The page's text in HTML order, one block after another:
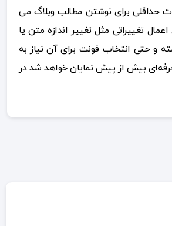
حداقلی برای نوشتن مطالب وبلاگ می
تغییراتی مثل تغییر اندازه متن یا
و حتی انتخاب فونت برای آن نیاز به
بیش از پیش نمایان خواهد شد در